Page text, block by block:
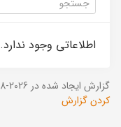
اطلاعاتی وجود ندارد.
گزارش ایجاد شده در 2026-08-09 ساعت 17:12:28 (UTC +03:30).
کردن گزارش